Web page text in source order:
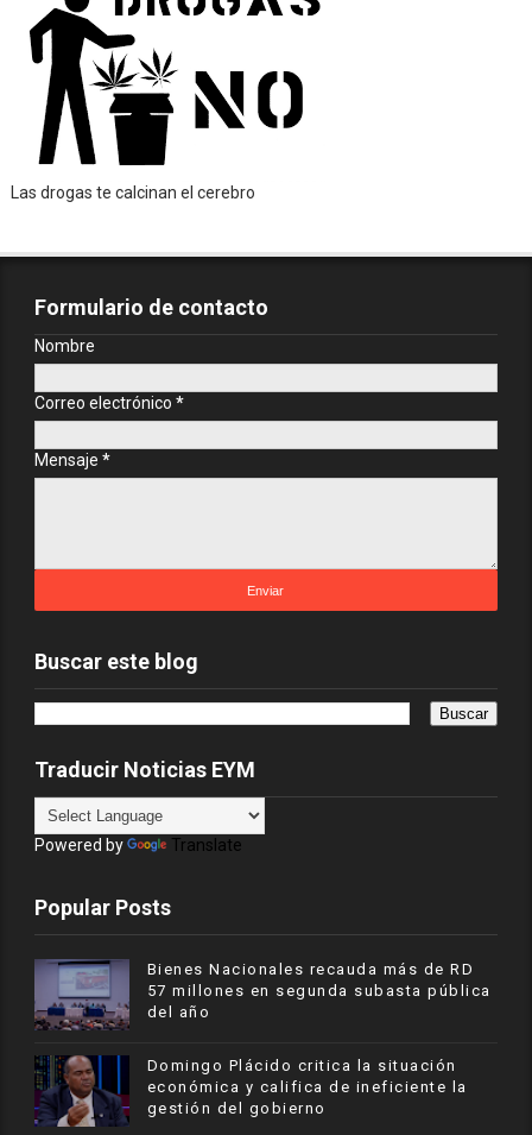
Las drogas te calcinan el cerebro
Formulario de contacto
Nombre
Correo electrónico *
Mensaje *
Buscar este blog
Traducir Noticias EYM
Powered by Translate
Popular Posts
Bienes Nacionales recauda más de RD
57 millones en segunda subasta pública
del año
​Domingo Plácido critica la situación
económica y califica de ineficiente la
gestión del gobierno